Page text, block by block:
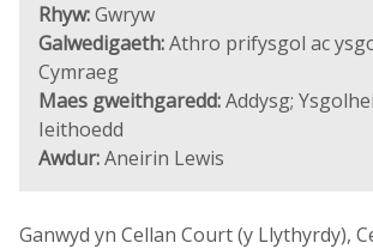
Rhyw:Gwryw
Galwedigaeth:Athro prifysgol ac
Cymraeg
Maes gweithgaredd:Addysg;
Ieithoedd
Awdur:Aneirin Lewis
Ganwyd yn Cellan Court (y Llythyrdy),